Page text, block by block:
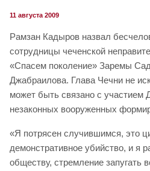
11 августа 2009
Рамзан Кадыров назвал
сотрудницы чеченской
«Спасем поколение» Заремы
Джабраилова. Глава Чечни не
может быть связано с участием
незаконных вооруженных
«Я потрясен случившимся, это
демонстративное убийство, и я
обществу, стремление запугать